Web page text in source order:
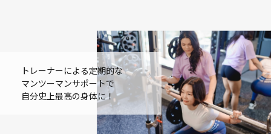
トレーナーによる定期的な
マンツーマンサポートで
自分史上最高の身体に！